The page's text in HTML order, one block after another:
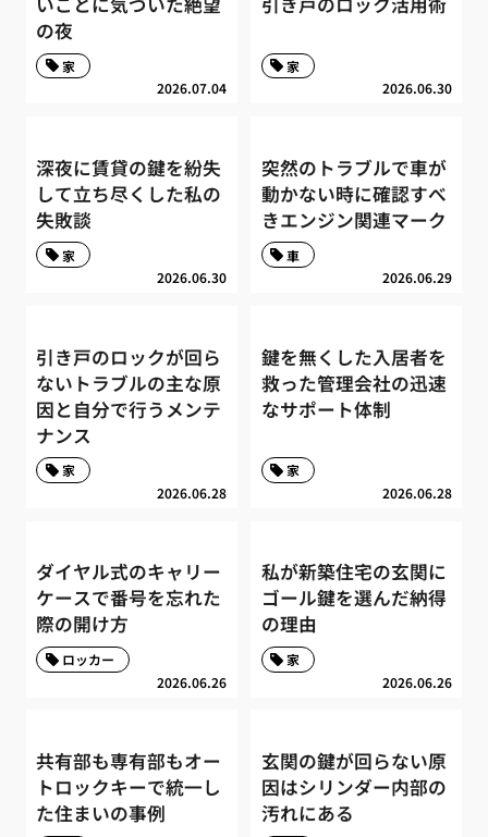
の夜
2026.07.04
家
2026.06.30
家
深夜に賃貸の鍵を紛失
して立ち尽くした私の
失敗談
2026.06.30
家
突然のトラブルで車が
動かない時に確認すべ
きエンジン関連マーク
2026.06.29
車
引き戸のロックが回ら
ないトラブルの主な原
因と自分で行うメンテ
ナンス
2026.06.28
家
鍵を無くした入居者を
救った管理会社の迅速
なサポート体制
2026.06.28
家
ダイヤル式のキャリー
ケースで番号を忘れた
際の開け方
2026.06.26
ロッカー
私が新築住宅の玄関に
ゴール鍵を選んだ納得
の理由
2026.06.26
家
共有部も専有部もオー
トロックキーで統一し
た住まいの事例
玄関の鍵が回らない原
因はシリンダー内部の
汚れにある